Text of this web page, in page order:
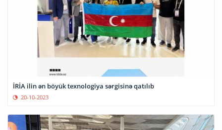
İRİA ilin ən böyük texnologiya sərgisinə qatılıb
20-10-2023